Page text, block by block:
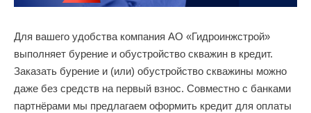
Для вашего удобства компания АО «Гидроинжстрой»
выполняет бурение и обустройство скважин в кредит.
Заказать бурение и (или) обустройство скважины можно
даже без средств на первый взнос. Совместно с банками
партнёрами мы предлагаем оформить кредит для оплаты